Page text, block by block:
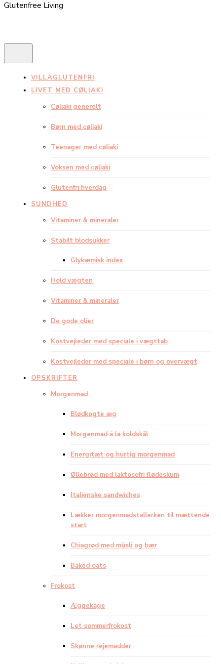
Glutenfree Living
VILLAGLUTENFRI
LIVET MED CØLIAKI
Cøliaki generelt
Børn med cøliaki
Teenager med cøliaki
Voksen med cøliaki
Glutenfri hverdag
SUNDHED
Vitaminer & mineraler
Stabilt blodsukker
Glykæmisk index
Hold vægten
Vitaminer & mineraler
De gode olier
Kostvejleder med speciale i vægttab
Kostvejleder med speciale i børn og overvægt
OPSKRIFTER
Morgenmad
Blødkogte æg
Morgenmad á la koldskål
Energitæt og hurtig morgenmad
Øllebrød med laktosefri flødeskum
Italienske sandwiches
Lækker morgenmadstallerken til mættende
start
Chiagrød med müsli og bær
Baked oats
Frokost
Æggekage
Let sommerfrokost
Skønne rejemadder